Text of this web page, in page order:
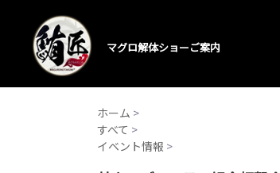
マグロ解体ショーご案内
ホーム >
すべて >
イベント情報 >